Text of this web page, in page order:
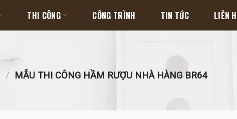
THI CÔNG CÔNG TRÌNH TIN TỨC LIÊN
/ MẪU THI CÔNG HẦM RƯỢU NHÀ HÀNG BR64